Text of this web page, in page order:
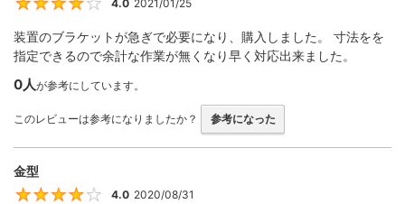
4
4.0 2021/01/25
装置のブラケットが急ぎで必要になり、購入しました。 寸法をを
指定できるので余計な作業が無くなり早く対応出来ました。
0人が参考にしています。
このレビューは参考になりましたか？ 参考になった
金型
4
4.0 2020/08/31